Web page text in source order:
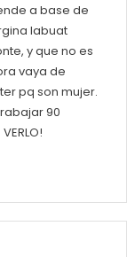
a base de
labuat
y que no es
vaya de
pq son mujer.
90